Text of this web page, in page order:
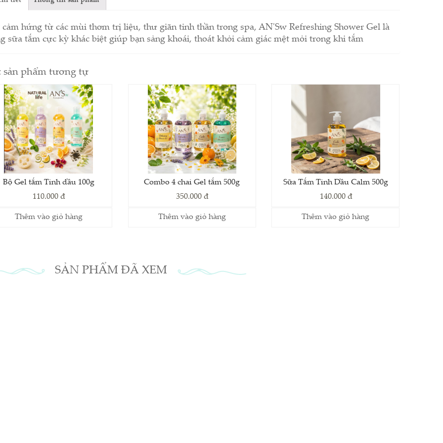
cảm hứng từ các mùi thơm trị liệu, thư giãn tinh thần trong spa, AN'Sw Refreshing Shower Gel là
sữa tắm cực kỳ khác biệt giúp bạn sảng khoái, thoát khỏi cảm giác mệt mỏi trong khi tắm
sản phẩm tương tự
Bộ Gel tắm Tinh dầu 100g
110.000 đ
Thêm vào giỏ hàng
Combo 4 chai Gel tắm 500g
350.000 đ
Thêm vào giỏ hàng
Sữa Tắm Tinh Dầu Calm 500g
140.000 đ
Thêm vào giỏ hàng
SẢN PHẨM ĐÃ XEM